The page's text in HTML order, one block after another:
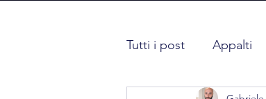
Tutti i post Appalti